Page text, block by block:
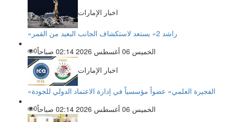
اخبار الإمارات
«راشد 2» يستعد لاستكشاف الجانب البعيد من القمر
الخميس 06 أغسطس 2026 02:14 صباحاً
0
اخبار الإمارات
«الفجيرة العلمي» عضواً مؤسسياً في إدارة الاعتماد الدولي للجودة
الخميس 06 أغسطس 2026 02:14 صباحاً
0